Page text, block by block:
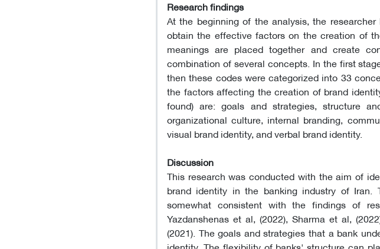
Research findings
At the beginning of the analysis, the
obtain the effective factors on the creation of
meanings are placed together and create
combination of several concepts. In the first
then these codes were categorized into 33
the factors affecting the creation of brand
found) are: goals and strategies, structure
organizational culture, internal branding,
visual brand identity, and verbal brand identity.
Discussion
This research was conducted with the aim of
brand identity in the banking industry of
somewhat consistent with the findings of
Yazdanshenas et al, (2022), Sharma et al,
(2021). The goals and strategies that a bank